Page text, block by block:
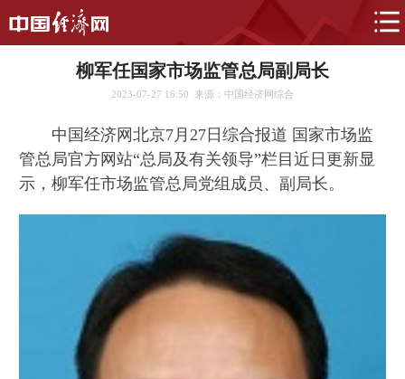
柳军任国家市场监管总局副局长
2023-07-27 16:50 来源：中国经济网综合
中国经济网北京7月27日综合报道 国家市场监
管总局官方网站“总局及有关领导”栏目近日更新显
示，柳军任市场监管总局党组成员、副局长。